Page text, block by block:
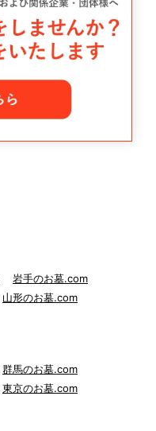
岩手のお墓.com
山形のお墓.com
群馬のお墓.com
東京のお墓.com